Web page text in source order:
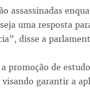
assassinadas
uma resposta
disse a
promoção de
garantir a